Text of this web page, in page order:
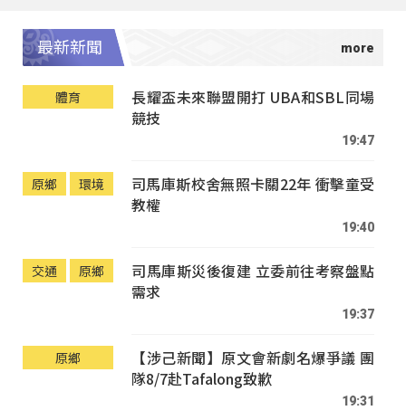
最新新聞
體育
長耀盃未來聯盟開打 UBA和SBL同場
競技
19:47
原鄉 環境
司馬庫斯校舍無照卡關22年 衝擊童受
教權
19:40
交通 原鄉
司馬庫斯災後復建 立委前往考察盤點
需求
19:37
原鄉
【涉己新聞】原文會新劇名爆爭議 團
隊8/7赴Tafalong致歉
19:31